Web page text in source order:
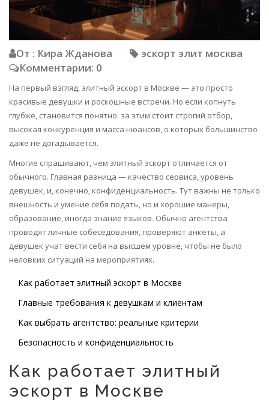
От : Кира Жданова
эскорт элит москва
Комментарии: 0
На первый взгляд, элитный эскорт в Москве — это просто
красивые девушки и роскошные встречи. Но если копнуть
глубже, становится понятно: за этим стоит строгий отбор,
высокая конкуренция и масса нюансов, о которых большинство
даже не догадывается.
Многие спрашивают, чем элитный эскорт отличается от
обычного. Главная разница — качество сервиса, уровень
девушек, и, конечно, конфиденциальность. Тут важны не только
внешность и умение себя подать, но и хорошие манеры,
образование, иногда знание языков. Обычно агентства
проводят личные собеседования, проверяют анкеты, а
девушек учат вести себя на высшем уровне, чтобы не было
неловких ситуаций на мероприятиях.
Как работает элитный эскорт в Москве
Главные требования к девушкам и клиентам
Как выбрать агентство: реальные критерии
Безопасность и конфиденциальность
Как работает элитный
эскорт в Москве